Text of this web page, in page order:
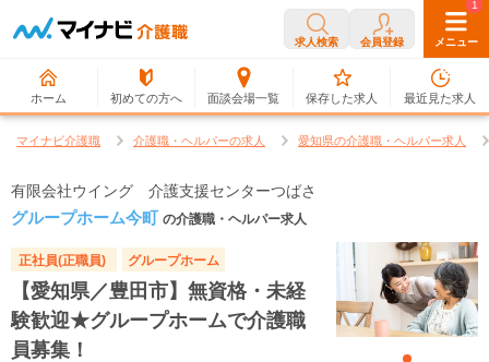
求人検索 会員登録 メニュー
ホーム 初めての方へ 面談会場一覧
0
保存した求人
1
最近見た求人
マイナビ介護職 介護職・ヘルパーの求人 愛知県の介護職・ヘルパー求人
有限会社ウイング 介護支援センターつばさ
グループホーム今町 の介護職・ヘルパー求人
正社員(正職員) グループホーム
【愛知県／豊田市】無資格・未経
験歓迎★グループホームで介護職
員募集！